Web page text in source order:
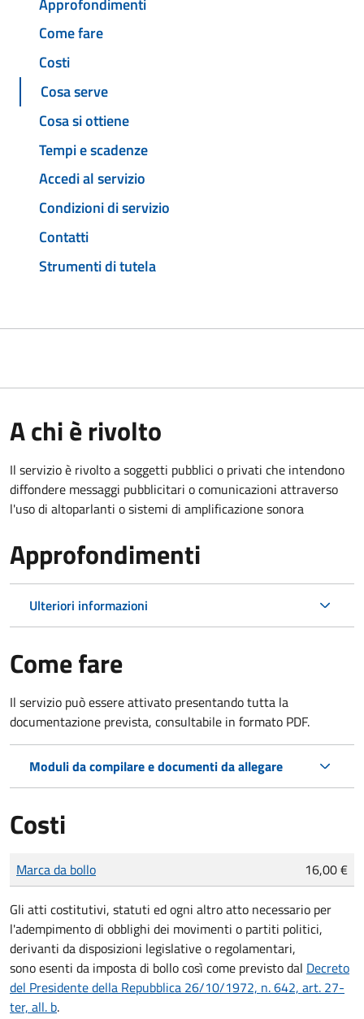
Come fare
Costi
Cosa serve
Cosa si ottiene
Tempi e scadenze
Accedi al servizio
Condizioni di servizio
Contatti
Strumenti di tutela
A chi è rivolto
Il servizio è rivolto a soggetti pubblici o privati che intendono
diffondere messaggi pubblicitari o comunicazioni attraverso
l'uso di altoparlanti o sistemi di amplificazione sonora
Approfondimenti
Ulteriori informazioni
Come fare
Il servizio può essere attivato presentando tutta la
documentazione prevista, consultabile in formato PDF.
Moduli da compilare e documenti da allegare
Costi
Tipo di pagamento
Importo
Marca da bollo 16,00 €
Gli atti costitutivi, statuti ed ogni altro atto necessario per
l'adempimento di obblighi dei movimenti o partiti politici,
derivanti da disposizioni legislative o regolamentari,
sonoesenti da imposta di bollocosì come previsto dal Decreto
del Presidente della Repubblica 26/10/1972, n. 642, art. 27-
ter, all. b.